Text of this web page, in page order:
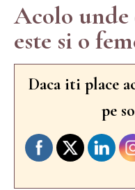
Acolo unde
este si o
Daca iti place
pe